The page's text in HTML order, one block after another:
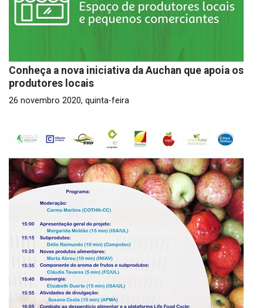
Conheça a nova iniciativa da Auchan que apoia os
produtores locais
26 novembro 2020, quinta-feira